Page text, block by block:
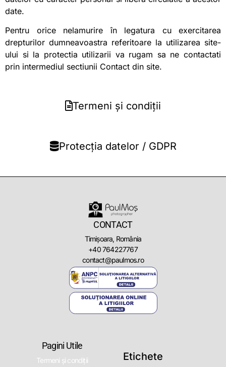
date.
Pentru orice nelamurire în legatura cu exercitarea
drepturilor dumneavoastra referitoare la utilizarea site-
ului si la protectia utilizarii va rugam sa ne contactati
prin intermediul sectiunii Contact din site.
Termeni și condiții
Protecția datelor / GDPR
CONTACT
Timișoara, România
+40 764227767
contact@paulmos.ro
Pagini Utile
Termeni și condiții
Etichete